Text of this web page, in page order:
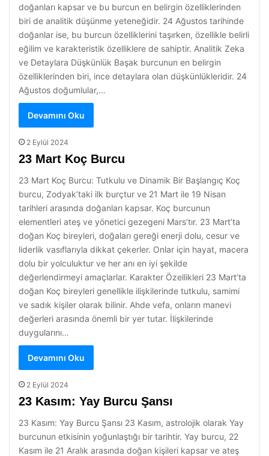
doğanları kapsar ve bu burcun en belirgin özelliklerinden
biri de analitik düşünme yeteneğidir. 24 Ağustos tarihinde
doğanlar ise, bu burcun özelliklerini taşırken, özellikle belirli
eğilim ve karakteristik özelliklere de sahiptir. Analitik Zeka
ve Detaylara Düşkünlük Başak burcunun en belirgin
özelliklerinden biri, ince detaylara olan düşkünlükleridir. 24
Ağustos doğumlular,…
Devamını Oku
2 Eylül 2024
23 Mart Koç Burcu
23 Mart Koç Burcu: Tutkulu ve Dinamik Bir Başlangıç Koç
burcu, Zodyak’taki ilk burçtur ve 21 Mart ile 19 Nisan
tarihleri arasında doğanları kapsar. Koç burcunun
elementleri ateş ve yönetici gezegeni Mars’tır. 23 Mart’ta
doğan Koç bireyleri, doğaları gereği enerji dolu, cesur ve
liderlik vasıflarıyla dikkat çekerler. Onlar için hayat, macera
dolu bir yolculuktur ve her anı en iyi şekilde
değerlendirmeyi amaçlarlar. Karakter Özellikleri 23 Mart’ta
doğan Koç bireyleri genellikle ilişkilerinde tutkulu, samimi
ve sadık kişiler olarak bilinir. Ahde vefa, onların manevi
değerleri arasında önemli bir yer tutar. İlişkilerinde
duygularını…
Devamını Oku
2 Eylül 2024
23 Kasım: Yay Burcu Şansı
23 Kasım: Yay Burcu Şansı 23 Kasım, astrolojik olarak Yay
burcunun etkisinin yoğunlaştığı bir tarihtir. Yay burcu, 22
Kasım ile 21 Aralık arasında doğan kişileri kapsar ve ateş